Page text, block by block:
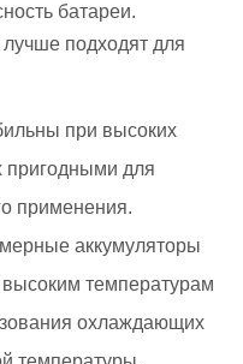
батареи.
подходят для
при высоких
пригодными для
применения.
аккумуляторы
высоким температурам
охлаждающих